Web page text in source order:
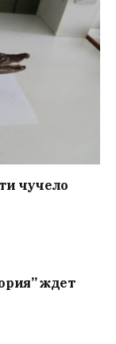
чучело
ждет